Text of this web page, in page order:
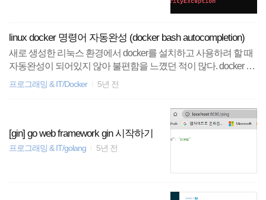
linux docker 명령어 자동완성 (docker bash autocompletion)
새로 생성한 리눅스 환경에서 docker를 설치하고 사용하려 할 때
자동완성이 되어있지 않아 불편함을 느꼈던 적이 많다. docker 명
령어에 자동완성을 적용하기 위한 절차는 다음과 같다. (ubuntu
er-ce/master/components/cli/contrib/completion/bash/docker -o /etc/b
ash_completion.d/docker.sh 3. /etc/.bash.bashrc 파일 주석해제 $ vi
m /etc/bash.bashrc #아래 스크립트가 주석..
프로그래밍 & IT/Docker 5년 전
[gin] go web framework gin 시작하기
프로그래밍 & IT/golang 5년 전